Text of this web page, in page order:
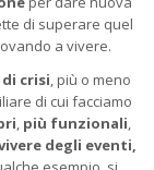
di superare quel
a vivere.
crisi, più o meno
di cui facciamo
, più funzionali,
degli eventi,